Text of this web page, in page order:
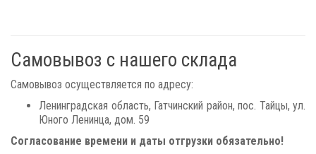
Самовывоз с нашего склада
Самовывоз осуществляется по адресу:
Ленинградская область, Гатчинский район, пос. Тайцы, ул.
Юного Ленинца, дом. 59
Согласование времени и даты отгрузки обязательно!